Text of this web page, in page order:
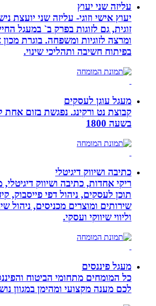
עליזה שני יעוץ
יעוץ אישי וזוגי- עליזה שני יועצת
זוגית, גם לזוגות בפרק ב` במעגל
ומרצה לזוגיות ומשפחה. בוגרת מכון
בפיתוח חשיבה ותהליכי שינוי.
מעגל עוגן לעסקים
קבוצת נט ורקינג. נפגשת בזום אחת
בשעה 1800
כתיבה ושיווק דיגיטלי
ריקי אחדות, כתיבה ושיווק דיגיטלי,
תוכן לעסקים, ניהול דפי פייסבוק, קידום
שירותים ומוצרים מכניסים, ניהול שיחות
וליווי שיווקי ועסקי.
מעגל פיננסים
כל המומחים מתחומי הביטוח והפיננסים
לכם מענה מקצועי ומהימן במגוון נושאים!